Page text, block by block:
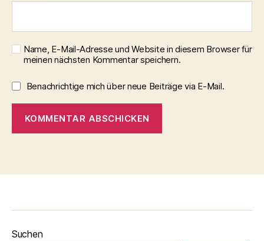
Name, E-Mail-Adresse und Website in diesem Browser für
meinen nächsten Kommentar speichern.
Benachrichtige mich über neue Beiträge via E-Mail.
Suchen